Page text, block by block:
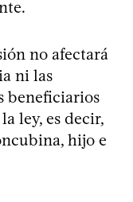
no afectará
ni las
beneficiarios
ley, es decir,
hijo e